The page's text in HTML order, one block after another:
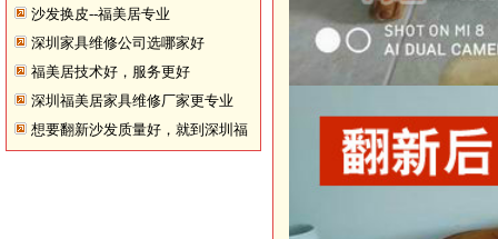
沙发换皮--福美居专业
深圳家具维修公司选哪家好
福美居技术好，服务更好
深圳福美居家具维修厂家更专业
想要翻新沙发质量好，就到深圳福